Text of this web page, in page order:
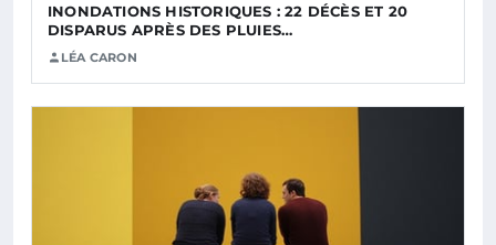
INONDATIONS HISTORIQUES : 22 DÉCÈS ET 20
DISPARUS APRÈS DES PLUIES…
LÉA CARON